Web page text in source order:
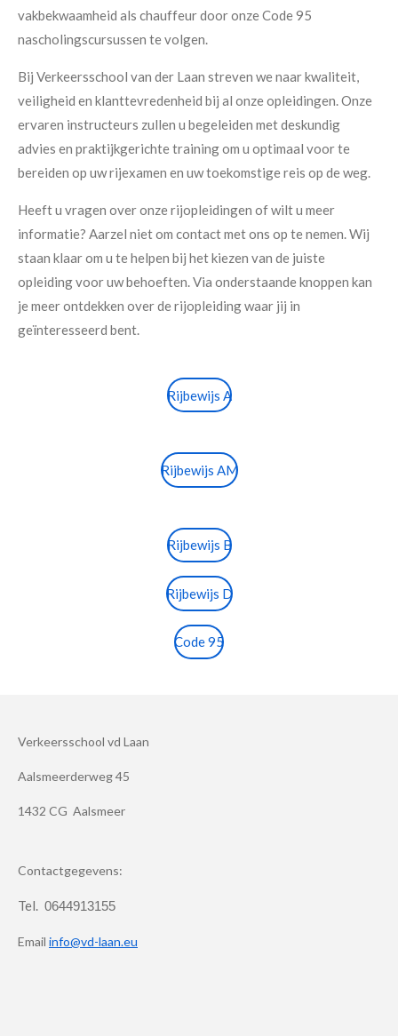
vakbekwaamheid als chauffeur door onze Code 95
nascholingscursussen te volgen.
Bij Verkeersschool van der Laan streven we naar kwaliteit,
veiligheid en klanttevredenheid bij al onze opleidingen. Onze
ervaren instructeurs zullen u begeleiden met deskundig
advies en praktijkgerichte training om u optimaal voor te
bereiden op uw rijexamen en uw toekomstige reis op de weg.
Heeft u vragen over onze rijopleidingen of wilt u meer
informatie? Aarzel niet om contact met ons op te nemen. Wij
staan klaar om u te helpen bij het kiezen van de juiste
opleiding voor uw behoeften. Via onderstaande knoppen kan
je meer ontdekken over de rijopleiding waar jij in
geïnteresseerd bent.
Rijbewijs A
Rijbewijs AM
Rijbewijs B
Rijbewijs D
Code 95
Verkeersschool vd Laan
Aalsmeerderweg 45
1432 CG Aalsmeer
Contactgegevens:
Tel. 0644913155
Email info@vd-laan.eu